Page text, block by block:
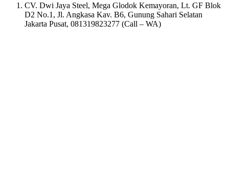
CV. Dwi Jaya Steel, Mega Glodok Kemayoran, Lt. GF Blok
D2 No.1, Jl. Angkasa Kav. B6, Gunung Sahari Selatan
Jakarta Pusat, 081319823277 (Call – WA)